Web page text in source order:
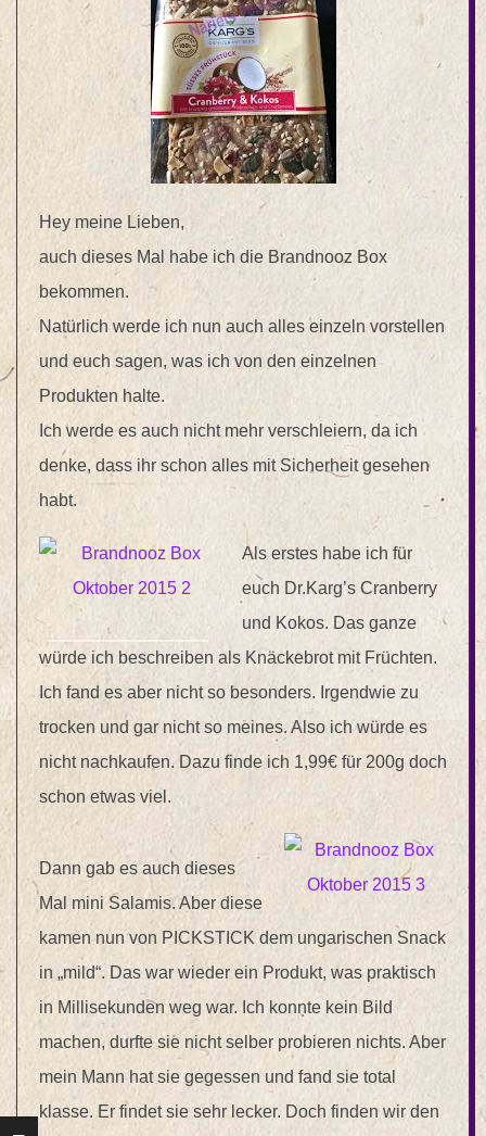
Hey meine Lieben,
auch dieses Mal habe ich die Brandnooz Box
bekommen.
Natürlich werde ich nun auch alles einzeln vorstellen
und euch sagen, was ich von den einzelnen
Produkten halte.
Ich werde es auch nicht mehr verschleiern, da ich
denke, dass ihr schon alles mit Sicherheit gesehen
habt.
Als erstes habe ich für
euch Dr.Karg’s Cranberry
und Kokos. Das ganze
würde ich beschreiben als Knäckebrot mit Früchten.
Ich fand es aber nicht so besonders. Irgendwie zu
trocken und gar nicht so meines. Also ich würde es
nicht nachkaufen. Dazu finde ich 1,99€ für 200g doch
schon etwas viel.
Dann gab es auch dieses
Mal mini Salamis. Aber diese
kamen nun von PICKSTICK dem ungarischen Snack
in „mild“. Das war wieder ein Produkt, was praktisch
in Millisekunden weg war. Ich konnte kein Bild
machen, durfte sie nicht selber probieren nichts. Aber
mein Mann hat sie gegessen und fand sie total
klasse. Er findet sie sehr lecker. Doch finden wir den